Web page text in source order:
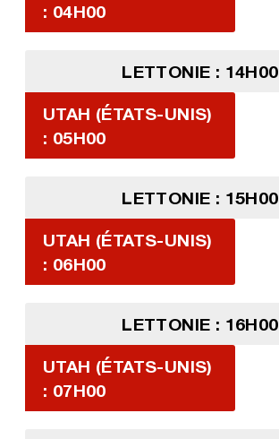
: 04H00
LETTONIE : 14H00
UTAH (ÉTATS-UNIS)
: 05H00
LETTONIE : 15H00
UTAH (ÉTATS-UNIS)
: 06H00
LETTONIE : 16H00
UTAH (ÉTATS-UNIS)
: 07H00